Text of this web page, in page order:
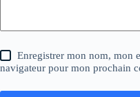
Enregistrer mon nom, mon
navigateur pour mon prochain